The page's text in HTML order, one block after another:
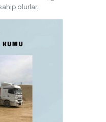
olurlar.